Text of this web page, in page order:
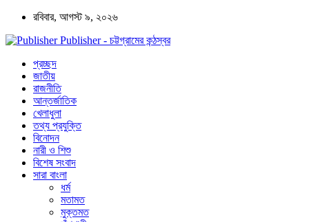
রবিবার, আগস্ট ৯, ২০২৬
Publisher - চট্টগ্রামের কন্ঠস্বর
প্রচ্ছদ
জাতীয়
রাজনীতি
আন্তর্জাতিক
খেলাধুলা
তথ্য প্রযুক্তি
বিনোদন
নারী ও শিশু
বিশেষ সংবাদ
সারা বাংলা
ধর্ম
মতামত
মুক্তমত